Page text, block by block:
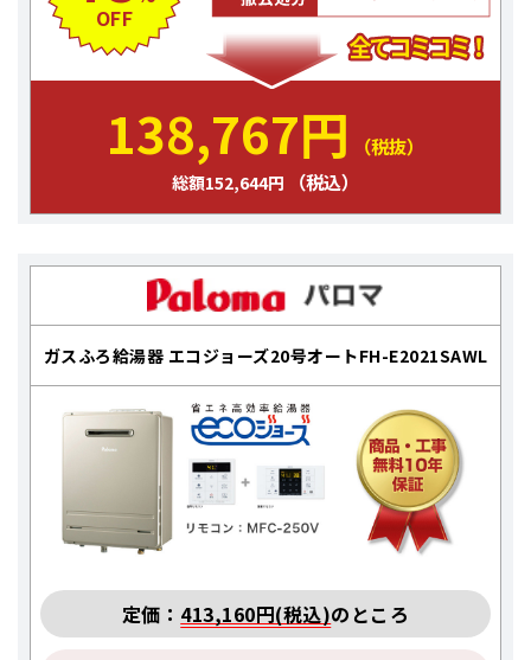
OFF
138,767円 （税抜）
総額152,644円 （税込）
ガスふろ給湯器 エコジョーズ20号オートFH-E2021SAWL
定価： 413,160円(税込)のところ